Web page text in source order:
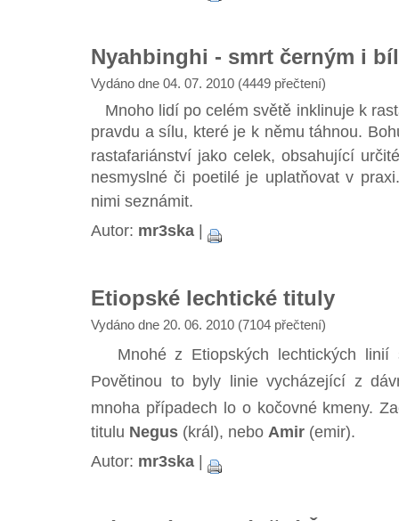
Nyahbinghi - smrt černým i
Vydáno dne 04. 07. 2010 (4449 přečtení)
Mnoho lidí po celém světě inklinuje k
pravdu a sílu, které je k němu táhnou.
rastafariánství jako celek, obsahující
nesmyslné či poetilé je uplatňovat v
nimi seznámit.
Autor: mr3ska |
Etiopské lechtické tituly
Vydáno dne 20. 06. 2010 (7104 přečtení)
Mnohé z Etiopských lechtických linií
Povětinou to byly linie vycházející z
mnoha případech lo o kočovné kmeny.
titulu Negus (král), nebo Amir (emir).
Autor: mr3ska |